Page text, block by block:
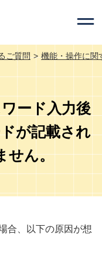
ご質問 機能・操作に関
ード入力後
が記載され
せん。
合、以下の原因が想